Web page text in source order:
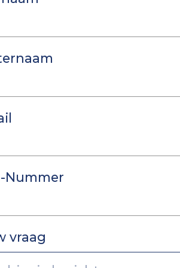
Nummer
vraag